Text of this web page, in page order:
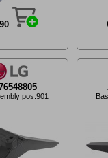
pos.901